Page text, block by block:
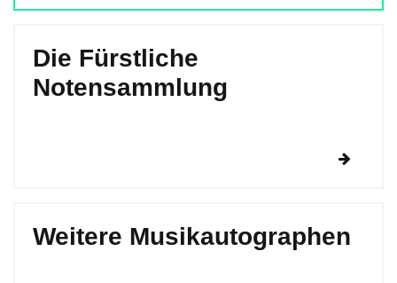
Die Fürstliche
Notensammlung
Weitere Musikautographen